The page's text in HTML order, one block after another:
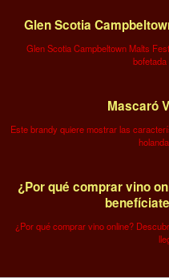
Glen Scotia
Glen Scotia Campbeltown Malts
Mascaró
Este brandy quiere mostrar las
¿Por qué comprar vino
¿Por qué comprar vino online?